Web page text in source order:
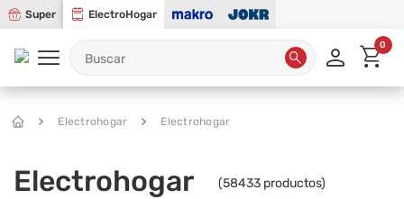
Super ElectroHogar
0
Electrohogar Electrohogar
Electrohogar (58433 productos)